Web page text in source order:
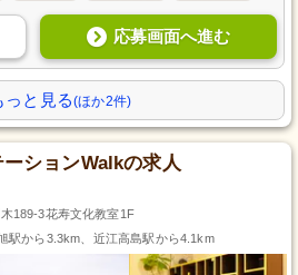
応募画面へ進む
っと見る(ほか2件)
ションWalkの求人
189-3花寿文化教室1F
駅から3.3km、近江高島駅から4.1km